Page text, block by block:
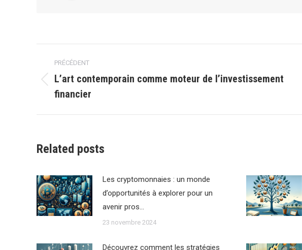
Navigation
article
PRÉCÉDENT
précédent
:
L’art contemporain comme moteur de l’investissement
financier
Related posts
Les cryptomonnaies : un monde
d’opportunités à explorer pour un
avenir pros…
23 novembre 2024
Découvrez comment les stratégies